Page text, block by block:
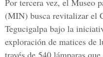
Por tercera vez, el Museo
(MIN) busca revitalizar el
Tegucigalpa bajo la
exploración de matices de
través de 540 lámparas